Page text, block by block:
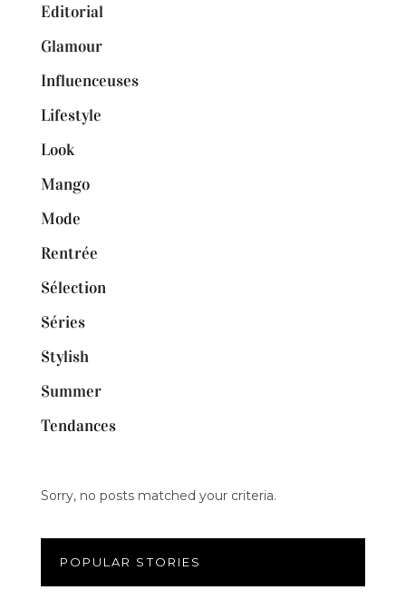
Editorial
Glamour
Influenceuses
Lifestyle
Look
Mango
Mode
Rentrée
Sélection
Séries
Stylish
Summer
Tendances
Sorry, no posts matched your criteria.
POPULAR STORIES